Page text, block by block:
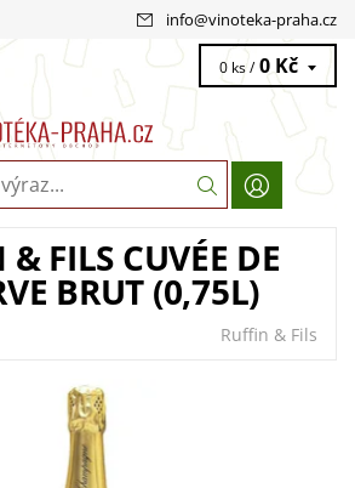
info@vinoteka-praha.cz
0 ks / 0 Kč
& FILS CUVÉE DE
BRUT (0,75L)
Ruffin & Fils